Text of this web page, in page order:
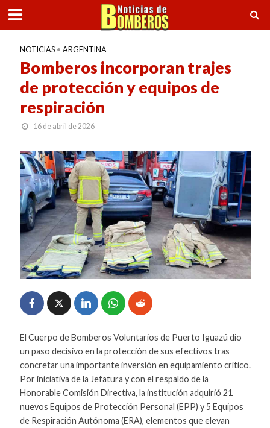
NOTICIAS • ARGENTINA
Bomberos incorporan trajes
de protección y equipos de
respiración
16 de abril de 2026
El Cuerpo de Bomberos Voluntarios de Puerto Iguazú dio
un paso decisivo en la protección de sus efectivos tras
concretar una importante inversión en equipamiento crítico.
Por iniciativa de la Jefatura y con el respaldo de la
Honorable Comisión Directiva, la institución adquirió 21
nuevos Equipos de Protección Personal (EPP) y 5 Equipos
de Respiración Autónoma (ERA), elementos que elevan